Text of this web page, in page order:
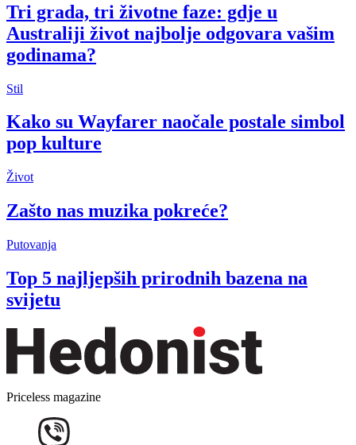
Tri grada, tri životne faze: gdje u
Australiji život najbolje odgovara vašim
godinama?
Stil
Kako su Wayfarer naočale postale simbol
pop kulture
Život
Zašto nas muzika pokreće?
Putovanja
Top 5 najljepših prirodnih bazena na
svijetu
Priceless magazine